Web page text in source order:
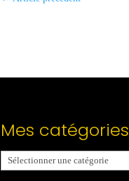
Mes catégories
Mes
catégories